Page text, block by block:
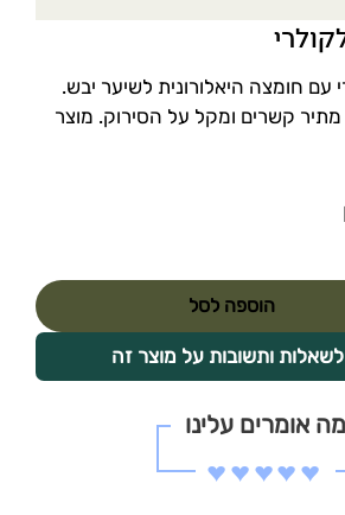
עם חומצה היאלורונית לשיער יבש.
קשרים ומקל על הסירוק. מוצר
הוספה לסל
ותשובות על מוצר זה
♥︎♥︎♥︎♥︎♥︎
מה אומרים עלינו